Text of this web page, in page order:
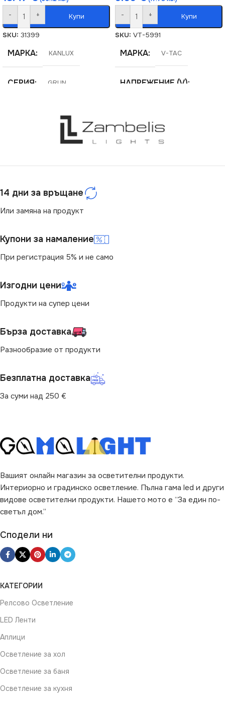
- + Купи
SKU: 31399
МАРКА KANLUX
СЕРИЯ GRUN
(LM)
2650
СТЕПЕН НА ЗАЩИТА
МОЩНОСТ (W) 30
ЕНЕРГИЕН КЛАС F
Със Сензор
- + Купи
SKU: VT-5991
МАРКА V-TAC
НАПРЕЖЕНИЕ (V)
СЕРИЯ VT-4021
14 дни за връщане
Или замяна на продукт
Купони за намаление
При регистрация 5% и не само
Изгодни цени
Продукти на супер цени
Бърза доставка
Разнообразие от продукти
Безплатна доставка
За суми над 250 €
Вашият онлайн магазин за осветителни продукти.
Интериорно и градинско осветление. Пълна гама led и други
видове осветителни продукти. Нашето мото е “За един по-
светъл дом.”
Сподели ни
КАТЕГОРИИ
Релсово Осветление
LED Ленти
Аплици
Осветление за хол
Осветление за баня
Осветление за кухня